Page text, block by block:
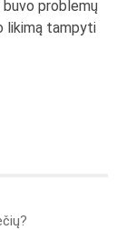
buvo problemų
likimą tampyti